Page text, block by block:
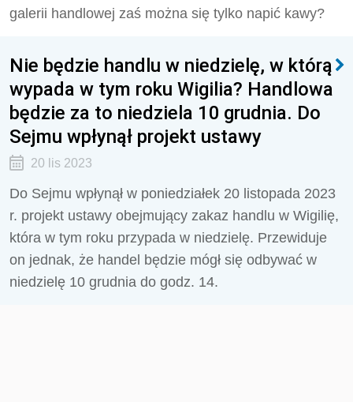
galerii handlowej zaś można się tylko napić kawy?
Nie będzie handlu w niedzielę, w którą
wypada w tym roku Wigilia? Handlowa
będzie za to niedziela 10 grudnia. Do
Sejmu wpłynął projekt ustawy
20 lis 2023
Do Sejmu wpłynął w poniedziałek 20 listopada 2023
r. projekt ustawy obejmujący zakaz handlu w Wigilię,
która w tym roku przypada w niedzielę. Przewiduje
on jednak, że handel będzie mógł się odbywać w
niedzielę 10 grudnia do godz. 14.